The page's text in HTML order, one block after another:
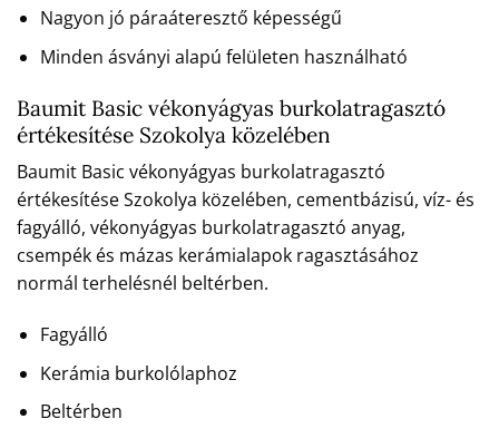
Nagyon jó páraáteresztő képességű
Minden ásványi alapú felületen használható
Baumit Basic vékonyágyas burkolatragasztó
értékesítése Szokolya közelében
Baumit Basic vékonyágyas burkolatragasztó
értékesítése Szokolya közelében, cementbázisú, víz- és
fagyálló, vékonyágyas burkolatragasztó anyag,
csempék és mázas kerámialapok ragasztásához
normál terhelésnél beltérben.
Fagyálló
Kerámia burkolólaphoz
Beltérben